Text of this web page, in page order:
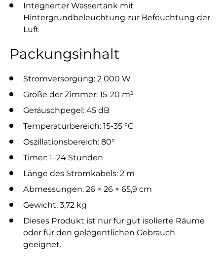
Integrierter Wassertank mit
Hintergrundbeleuchtung zur Befeuchtung der
Luft
Packungsinhalt
Stromversorgung: 2 000 W
Größe der Zimmer: 15-20 m²
Geräuschpegel: 45 dB
Temperaturbereich: 15-35 °C
Oszillationsbereich: 80°
Timer: 1–24 Stunden
Länge des Stromkabels: 2 m
Abmessungen: 26 × 26 × 65,9 cm
Gewicht: 3,72 kg
Dieses Produkt ist nur für gut isolierte Räume
oder für den gelegentlichen Gebrauch
geeignet.